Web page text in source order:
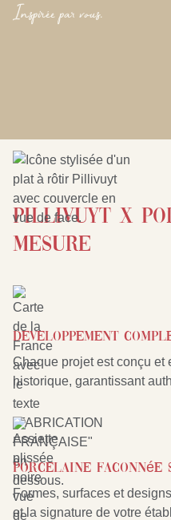
Inspirée par vous.
Pillivuyt x
mesure
Developpement
Chaque projet est conçu et
historique, garantissant
Porcelaine faconnée
Formes, surfaces et
et la signature de votre